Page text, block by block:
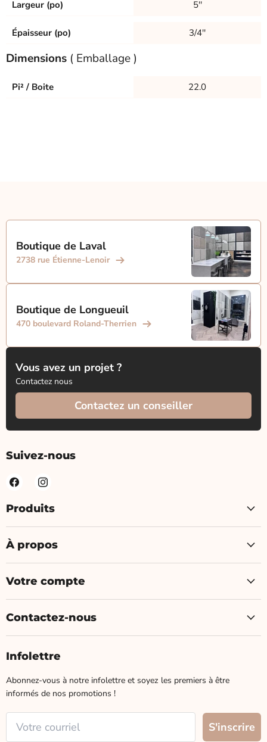
Largeur (po) 5''
Épaisseur (po) 3/4''
Dimensions ( Emballage )
Pi² / Boite 22.0
Boutique de Laval
2738 rue Étienne-Lenoir
Boutique de Longueuil
470 boulevard Roland-Therrien
Vous avez un projet ?
Contactez nous
Contactez un conseiller
Suivez-nous
Produits
À propos
Votre compte
Contactez-nous
Infolettre
Abonnez-vous à notre infolettre et soyez les premiers à être
informés de nos promotions !